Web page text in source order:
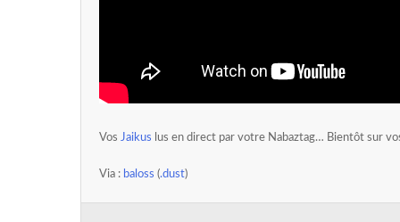
Vos Jaikus lus en direct par votre Nabaztag… Bientôt sur
Via : baloss (.dust)